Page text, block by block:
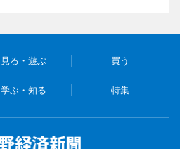
見る・遊ぶ 買う
学ぶ・知る 特集